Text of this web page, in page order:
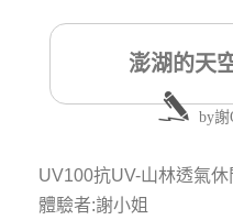
澎湖的天
by謝
UV100抗UV-山林透氣休
體驗者:謝小姐